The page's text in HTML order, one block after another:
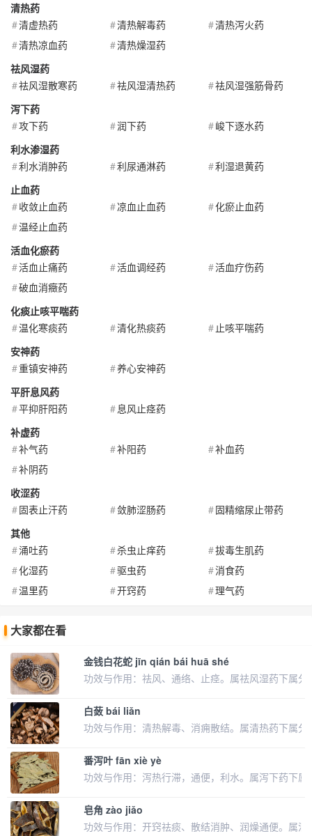
清热药
清虚热药
清热解毒药
清热泻火药
清热凉血药
清热燥湿药
祛风湿药
祛风湿散寒药
祛风湿清热药
祛风湿强筋骨药
泻下药
攻下药
润下药
峻下逐水药
利水渗湿药
利水消肿药
利尿通淋药
利湿退黄药
止血药
收敛止血药
凉血止血药
化瘀止血药
温经止血药
活血化瘀药
活血止痛药
活血调经药
活血疗伤药
破血消癥药
化痰止咳平喘药
温化寒痰药
清化热痰药
止咳平喘药
安神药
重镇安神药
养心安神药
平肝息风药
平抑肝阳药
息风止痉药
补虚药
补气药
补阳药
补血药
补阴药
收涩药
固表止汗药
敛肺涩肠药
固精缩尿止带药
其他
涌吐药
杀虫止痒药
拔毒生肌药
化湿药
驱虫药
消食药
温里药
开窍药 理气药
大家都在看
金钱白花蛇 jīn qián bái huā shé
功效与作用：祛风、通络、止痉。属祛风湿药下属
白蔹 bái liǎn
功效与作用：清热解毒、消痈散结。属清热药下属分
番泻叶 fān xiè yè
功效与作用：泻热行滞，通便，利水。属泻下药下属
皂角 zào jiǎo
功效与作用：开窍祛痰、散结消肿、润燥通便。属涌